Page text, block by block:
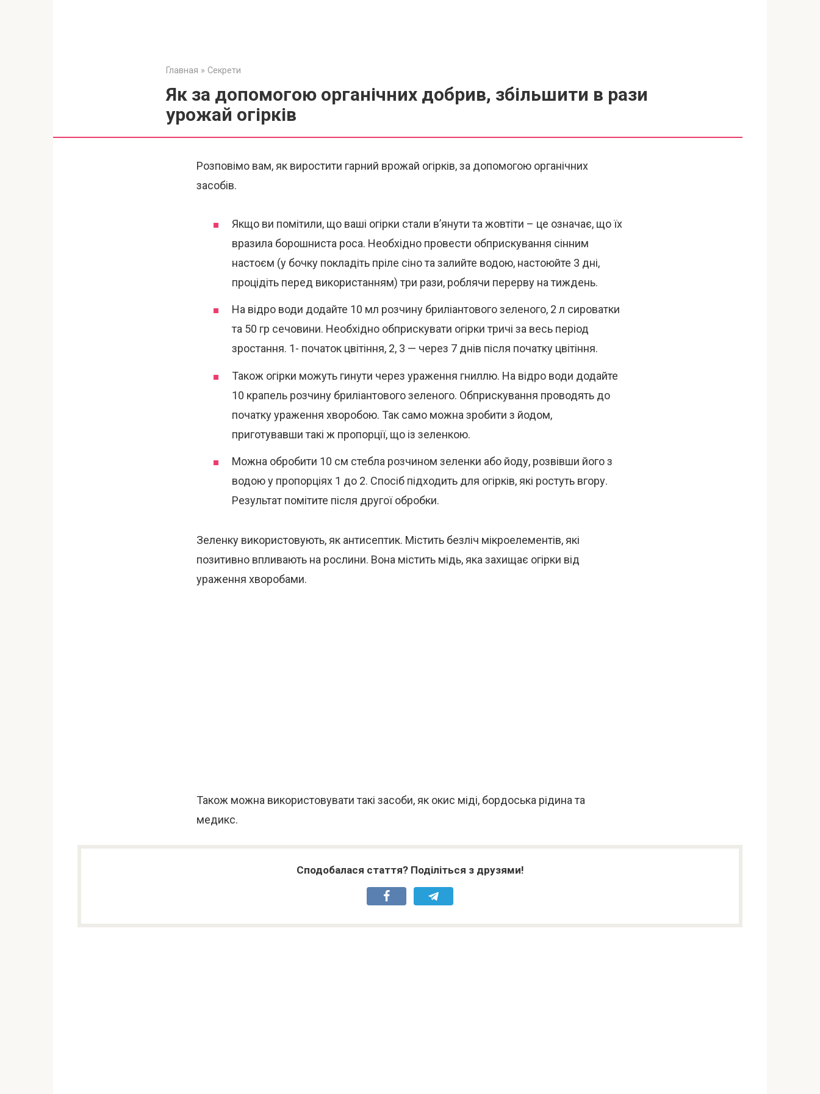
Главная » Секрети
Як за допомогою органічних добрив, збільшити в рази
урожай огірків
Розповімо вам, як виростити гарний врожай огірків, за допомогою органічних
засобів.
Якщо ви помітили, що ваші огірки стали в’янути та жовтіти – це означає, що їх
вразила борошниста роса. Необхідно провести обприскування сінним
настоєм (у бочку покладіть пріле сіно та залийте водою, настоюйте 3 дні,
процідіть перед використанням) три рази, роблячи перерву на тиждень.
На відро води додайте 10 мл розчину бриліантового зеленого, 2 л сироватки
та 50 гр сечовини. Необхідно обприскувати огірки тричі за весь період
зростання. 1- початок цвітіння, 2, 3 — через 7 днів після початку цвітіння.
Також огірки можуть гинути через ураження гниллю. На відро води додайте
10 крапель розчину бриліантового зеленого. Обприскування проводять до
початку ураження хворобою. Так само можна зробити з йодом,
приготувавши такі ж пропорції, що із зеленкою.
Можна обробити 10 см стебла розчином зеленки або йоду, розвівши його з
водою у пропорціях 1 до 2. Спосіб підходить для огірків, які ростуть вгору.
Результат помітите після другої обробки.
Зеленку використовують, як антисептик. Містить безліч мікроелементів, які
позитивно впливають на рослини. Вона містить мідь, яка захищає огірки від
ураження хворобами.
Також можна використовувати такі засоби, як окис міді, бордоська рідина та
медикс.
Сподобалася стаття? Поділіться з друзями!